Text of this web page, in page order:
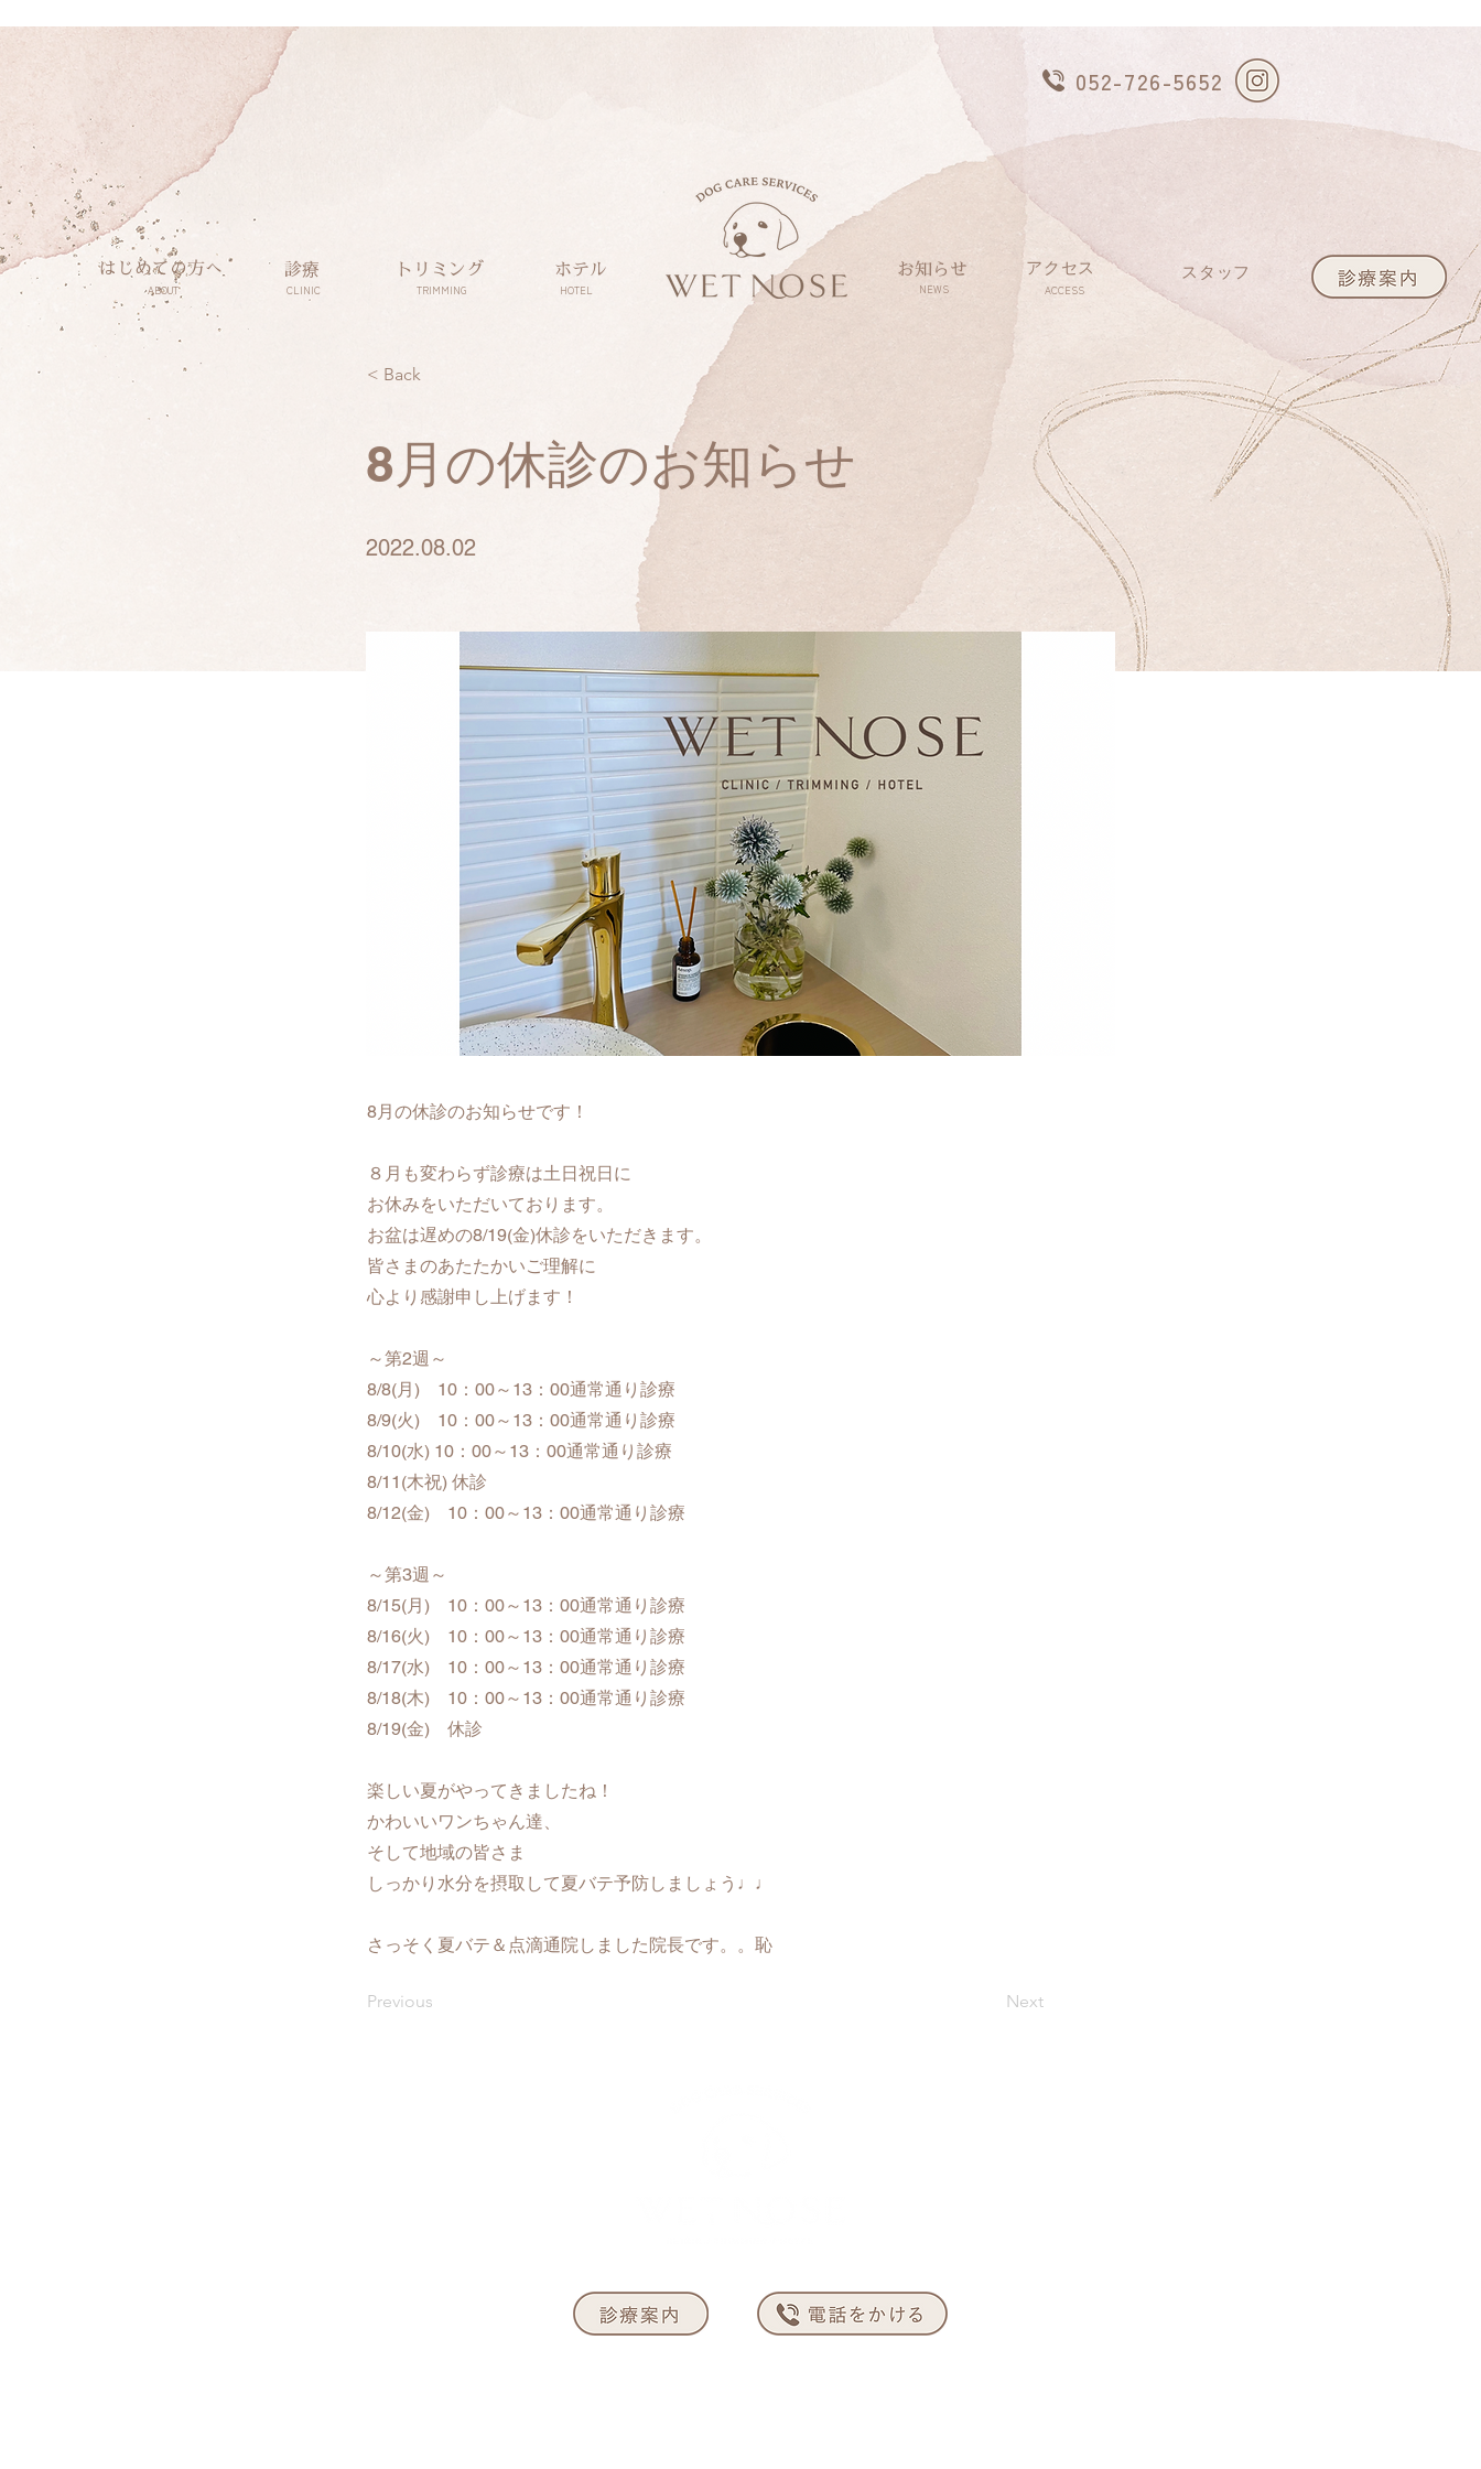
052-726-5652
ABOUT
はじめての方へ
CLINIC
診療
TRIMMING
トリミング
HOTEL
ホテル
NEWS
お知らせ
ACCESS
アクセス スタッフ
< Back
8月の休診のお知らせ
2022.08.02
8月の休診のお知らせです！
８月も変わらず診療は土日祝日に
お休みをいただいております。
お盆は遅めの8/19(金)休診をいただきます。
皆さまのあたたかいご理解に
心より感謝申し上げます！
～第2週～
8/8(月) 10：00～13：00通常通り診療
8/9(火) 10：00～13：00通常通り診療
8/10(水) 10：00～13：00通常通り診療
8/11(木祝) 休診
8/12(金) 10：00～13：00通常通り診療
～第3週～
8/15(月) 10：00～13：00通常通り診療
8/16(火) 10：00～13：00通常通り診療
8/17(水) 10：00～13：00通常通り診療
8/18(木) 10：00～13：00通常通り診療
8/19(金) 休診
楽しい夏がやってきましたね！
かわいいワンちゃん達、
そして地域の皆さま
しっかり水分を摂取して夏バテ予防しましょう♩♩
さっそく夏バテ＆点滴通院しました院長です。。恥
Previous Next